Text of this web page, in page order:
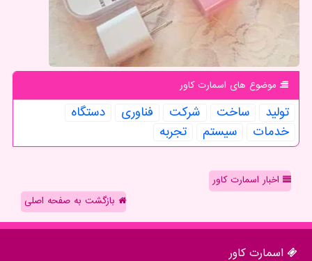
موضوع های اسمارت كاور
تولید ساخت شركت فناوری
دستگاه
خدمات
سیستم تجربه
اخبار اسمارت کاور
بازگشت به صفحه اصلی
اسمارت كاور